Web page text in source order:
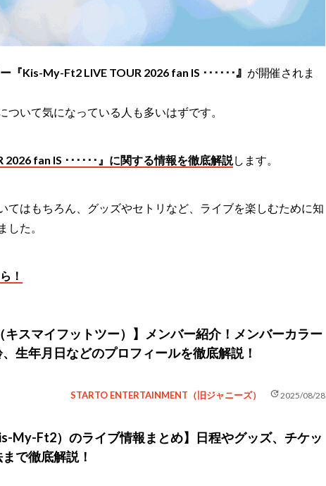
Kis-My-Ft2 LIVE TOUR 2026 fan IS ･･････』 が開催されま
いて気になっている人も多いはずです。
2026 fan IS ･･････』に関する情報を徹底解説します。
てはもちろん、グッズやセトリなど、ライブを楽しむために知
した。
！
キスマイフットツー）】メンバー紹介！メンバーカラー
生年月日などのプロフィールを徹底解説！
STARTO ENTERTAINMENT（旧ジャニーズ） update2025/08/28
My-Ft2）のライブ情報まとめ】日程やグッズ、チケッ
で徹底解説！